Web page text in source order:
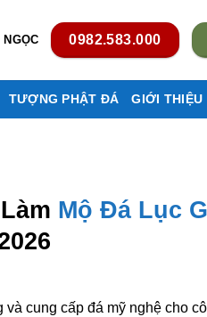
0982.583.000
TƯỢNG PHẬT ĐÁ GIỚI THIỆU
Mộ Đá Lục
cung cấp đá mỹ nghệ cho